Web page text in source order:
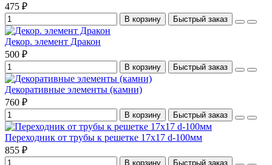
475 ₽
В корзину Быстрый заказ
Декор. элемент Дракон
500 ₽
В корзину Быстрый заказ
Декоративные элементы (камни)
760 ₽
В корзину Быстрый заказ
Переходник от трубы к решетке 17х17 d-100мм
855 ₽
В корзину Быстрый заказ